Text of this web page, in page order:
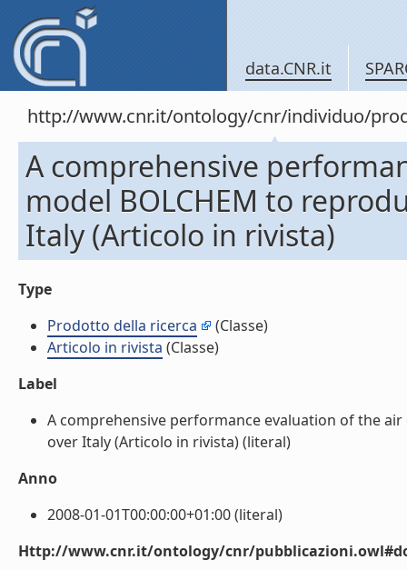
data.CNR.it
http://www.cnr.it/ontology/cnr/individuo/
A comprehensive
model BOLCHEM to
Italy (Articolo in rivista)
Type
Prodotto della ricerca
(Classe)
Articolo in rivista (Classe)
Label
A comprehensive performance evaluation of the
over Italy (Articolo in rivista) (literal)
Anno
2008-01-01T00:00:00+01:00 (literal)
Http://www.cnr.it/ontology/cnr/